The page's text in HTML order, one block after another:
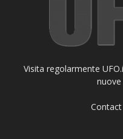
Visita regolarmente
Contact